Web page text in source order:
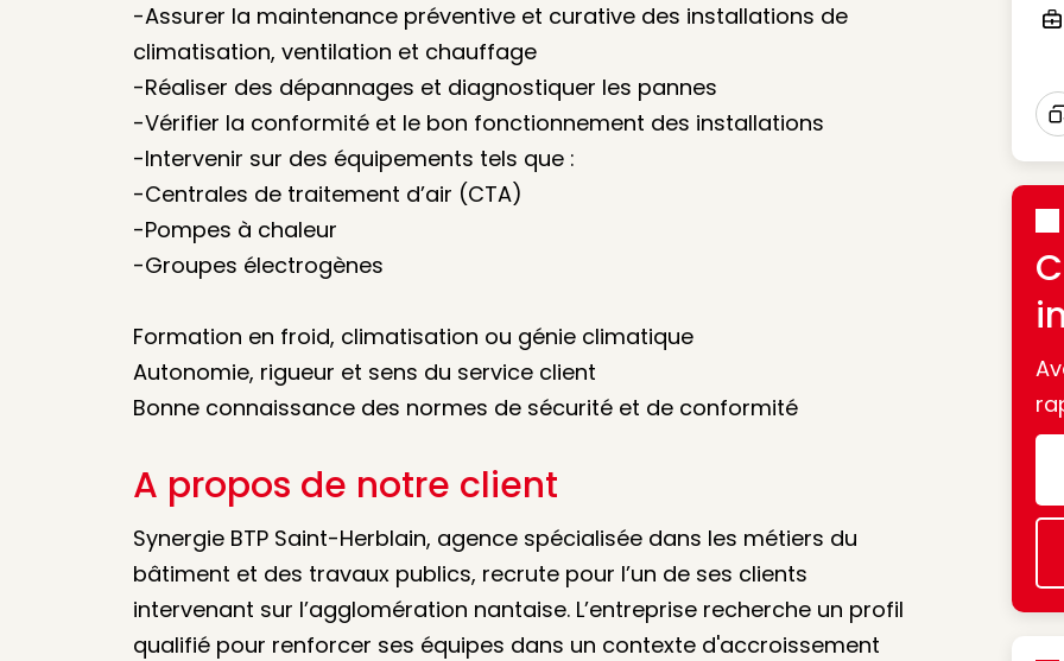
-Assurer la maintenance préventive et curative des installations de
climatisation, ventilation et chauffage
-Réaliser des dépannages et diagnostiquer les pannes
-Vérifier la conformité et le bon fonctionnement des installations
-Intervenir sur des équipements tels que :
-Centrales de traitement d’air (CTA)
-Pompes à chaleur
-Groupes électrogènes
Formation en froid, climatisation ou génie climatique
Autonomie, rigueur et sens du service client
Bonne connaissance des normes de sécurité et de conformité
A propos de notre client
Synergie BTP Saint-Herblain, agence spécialisée dans les métiers du
bâtiment et des travaux publics, recrute pour l’un de ses clients
intervenant sur l’agglomération nantaise. L’entreprise recherche un profil
qualifié pour renforcer ses équipes dans un contexte d'accroissement